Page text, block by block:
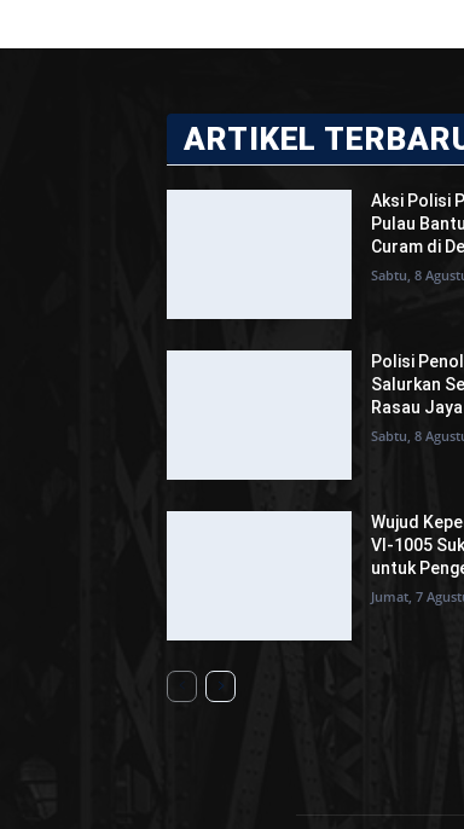
ARTIKEL
Aksi Polisi
Pulau
Curam di
Sabtu, 8
Polisi
Salurkan
Rasau
Sabtu, 8
Wujud
VI-1005
untuk
Jumat, 7